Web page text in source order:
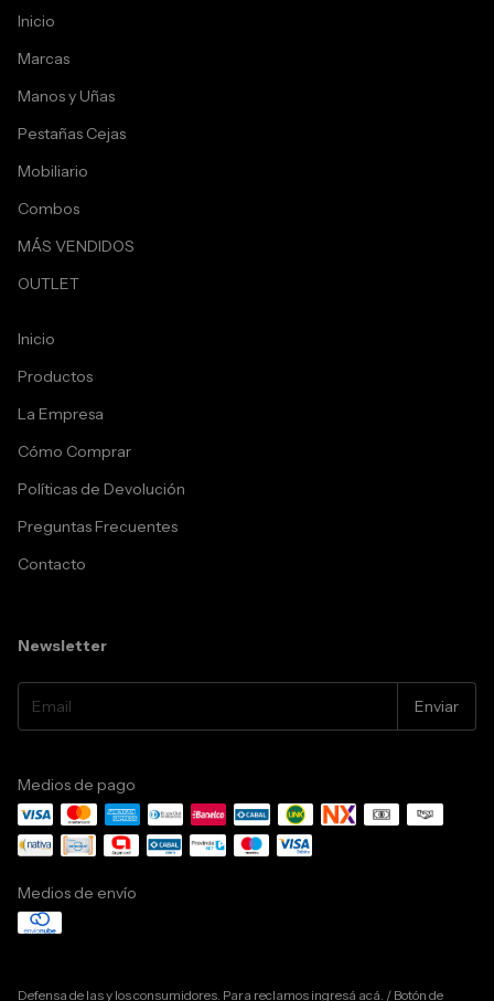
Inicio
Marcas
Manos y Uñas
Pestañas Cejas
Mobiliario
Combos
MÁS VENDIDOS
OUTLET
Inicio
Productos
La Empresa
Cómo Comprar
Políticas de Devolución
Preguntas Frecuentes
Contacto
Newsletter
Medios de pago
Medios de envío
Defensa de las y los consumidores. Para reclamos ingresá acá. / Botón de